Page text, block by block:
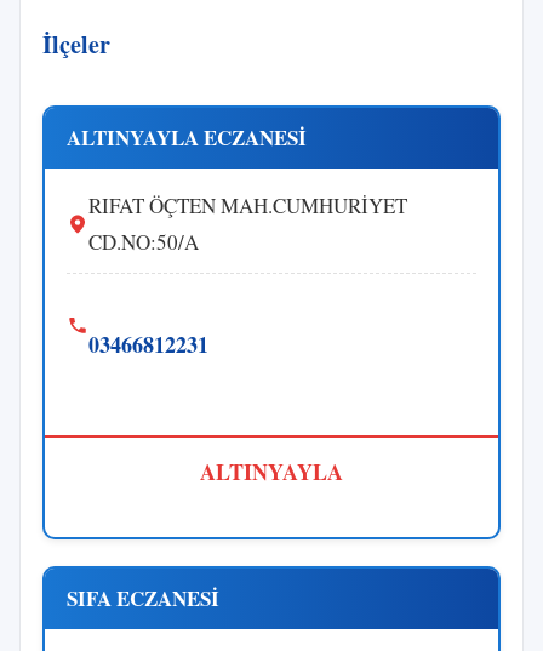
İlçeler
ALTINYAYLA ECZANESİ
RIFAT ÖÇTEN MAH.CUMHURİYET
CD.NO:50/A
03466812231
ALTINYAYLA
SIFA ECZANESİ